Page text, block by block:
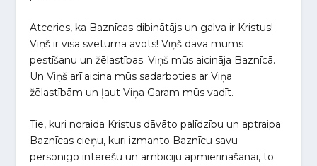
Atceries, ka Baznīcas dibinātājs un galva ir Kristus!
Viņš ir visa svētuma avots! Viņš dāvā mums
pestīšanu un žēlastības. Viņš mūs aicināja Baznīcā.
Un Viņš arī aicina mūs sadarboties ar Viņa
žēlastībām un ļaut Viņa Garam mūs vadīt.
Tie, kuri noraida Kristus dāvāto palīdzību un aptraipa
Baznīcas cieņu, kuri izmanto Baznīcu savu
personīgo interešu un ambīciju apmierināšanai, to